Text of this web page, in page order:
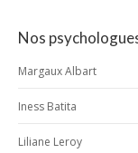
Nos
Margaux Albart
Iness Batita
Liliane Leroy